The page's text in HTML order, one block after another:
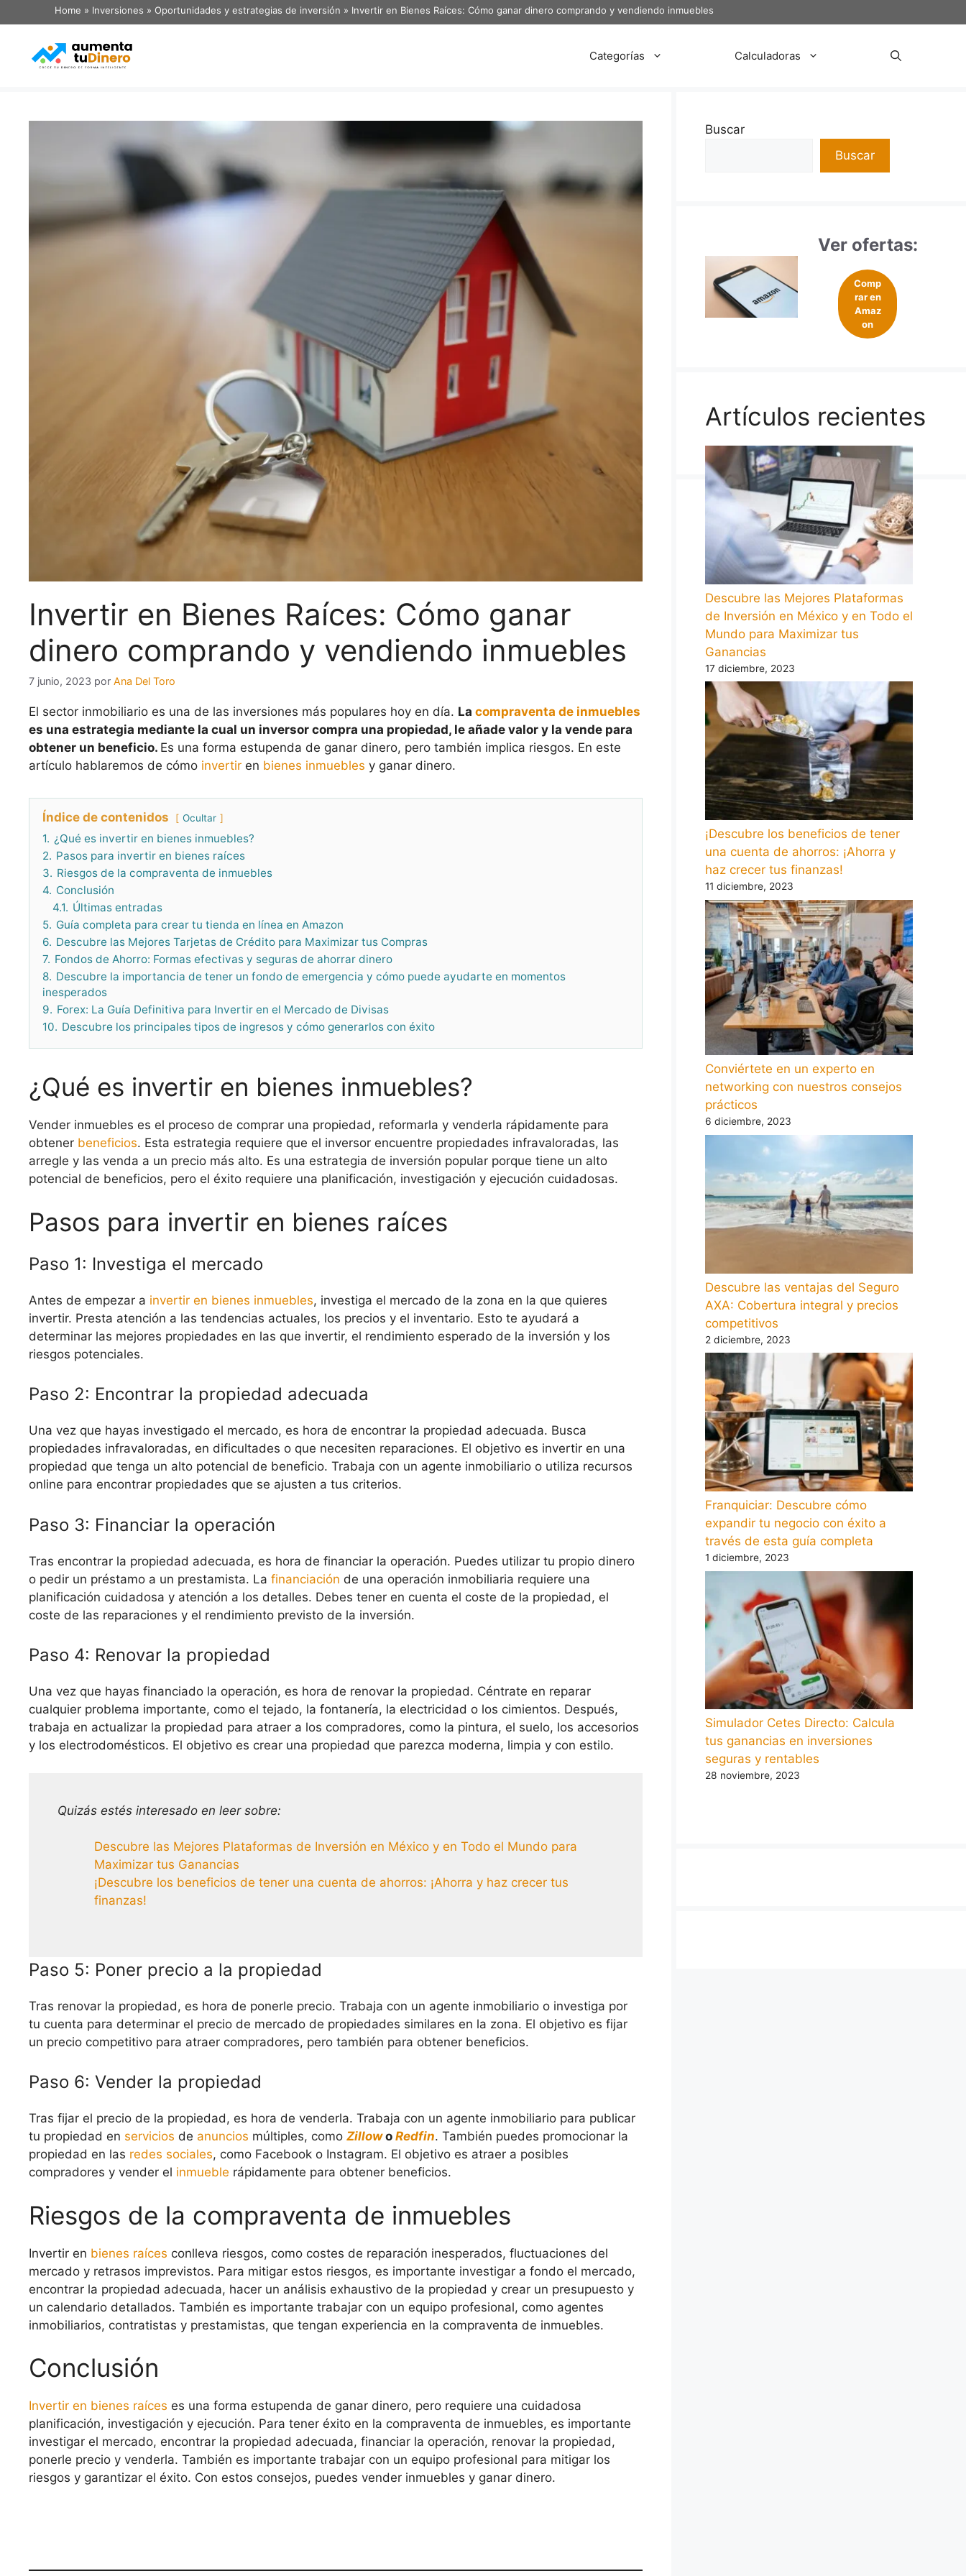
Home » Inversiones » Oportunidades y estrategias de inversión » Invertir en Bienes Raíces: Cómo ganar dinero comprando y vendiendo inmuebles
Categorías Calculadoras
Invertir en Bienes Raíces: Cómo ganar
dinero comprando y vendiendo inmuebles
7 junio, 2023 por Ana Del Toro
El sector inmobiliario es una de las inversiones más populares hoy en día. La compraventa de inmuebles
es una estrategia mediante la cual un inversor compra una propiedad, le añade valor y la vende para
obtener un beneficio. Es una forma estupenda de ganar dinero, pero también implica riesgos. En este
artículo hablaremos de cómo invertir en bienes inmuebles y ganar dinero.
Índice de contenidos Ocultar
1. ¿Qué es invertir en bienes inmuebles?
2. Pasos para invertir en bienes raíces
3. Riesgos de la compraventa de inmuebles
4. Conclusión
4.1. Últimas entradas
5. Guía completa para crear tu tienda en línea en Amazon
6. Descubre las Mejores Tarjetas de Crédito para Maximizar tus Compras
7. Fondos de Ahorro: Formas efectivas y seguras de ahorrar dinero
8. Descubre la importancia de tener un fondo de emergencia y cómo puede ayudarte en momentos
inesperados
9. Forex: La Guía Definitiva para Invertir en el Mercado de Divisas
10. Descubre los principales tipos de ingresos y cómo generarlos con éxito
¿Qué es invertir en bienes inmuebles?
Vender inmuebles es el proceso de comprar una propiedad, reformarla y venderla rápidamente para
obtener beneficios. Esta estrategia requiere que el inversor encuentre propiedades infravaloradas, las
arregle y las venda a un precio más alto. Es una estrategia de inversión popular porque tiene un alto
potencial de beneficios, pero el éxito requiere una planificación, investigación y ejecución cuidadosas.
Pasos para invertir en bienes raíces
Paso 1: Investiga el mercado
Antes de empezar a invertir en bienes inmuebles, investiga el mercado de la zona en la que quieres
invertir. Presta atención a las tendencias actuales, los precios y el inventario. Esto te ayudará a
determinar las mejores propiedades en las que invertir, el rendimiento esperado de la inversión y los
riesgos potenciales.
Paso 2: Encontrar la propiedad adecuada
Una vez que hayas investigado el mercado, es hora de encontrar la propiedad adecuada. Busca
propiedades infravaloradas, en dificultades o que necesiten reparaciones. El objetivo es invertir en una
propiedad que tenga un alto potencial de beneficio. Trabaja con un agente inmobiliario o utiliza recursos
online para encontrar propiedades que se ajusten a tus criterios.
Paso 3: Financiar la operación
Tras encontrar la propiedad adecuada, es hora de financiar la operación. Puedes utilizar tu propio dinero
o pedir un préstamo a un prestamista. La financiación de una operación inmobiliaria requiere una
planificación cuidadosa y atención a los detalles. Debes tener en cuenta el coste de la propiedad, el
coste de las reparaciones y el rendimiento previsto de la inversión.
Paso 4: Renovar la propiedad
Una vez que hayas financiado la operación, es hora de renovar la propiedad. Céntrate en reparar
cualquier problema importante, como el tejado, la fontanería, la electricidad o los cimientos. Después,
trabaja en actualizar la propiedad para atraer a los compradores, como la pintura, el suelo, los accesorios
y los electrodomésticos. El objetivo es crear una propiedad que parezca moderna, limpia y con estilo.
Quizás estés interesado en leer sobre:
Descubre las Mejores Plataformas de Inversión en México y en Todo el Mundo para
Maximizar tus Ganancias
¡Descubre los beneficios de tener una cuenta de ahorros: ¡Ahorra y haz crecer tus
finanzas!
Paso 5: Poner precio a la propiedad
Tras renovar la propiedad, es hora de ponerle precio. Trabaja con un agente inmobiliario o investiga por
tu cuenta para determinar el precio de mercado de propiedades similares en la zona. El objetivo es fijar
un precio competitivo para atraer compradores, pero también para obtener beneficios.
Paso 6: Vender la propiedad
Tras fijar el precio de la propiedad, es hora de venderla. Trabaja con un agente inmobiliario para publicar
tu propiedad en servicios de anuncios múltiples, como Zillowo Redfin. También puedes promocionar la
propiedad en las redes sociales, como Facebook o Instagram. El objetivo es atraer a posibles
compradores y vender el inmueble rápidamente para obtener beneficios.
Riesgos de la compraventa de inmuebles
Invertir en bienes raíces conlleva riesgos, como costes de reparación inesperados, fluctuaciones del
mercado y retrasos imprevistos. Para mitigar estos riesgos, es importante investigar a fondo el mercado,
encontrar la propiedad adecuada, hacer un análisis exhaustivo de la propiedad y crear un presupuesto y
un calendario detallados. También es importante trabajar con un equipo profesional, como agentes
inmobiliarios, contratistas y prestamistas, que tengan experiencia en la compraventa de inmuebles.
Conclusión
Invertir en bienes raíces es una forma estupenda de ganar dinero, pero requiere una cuidadosa
planificación, investigación y ejecución. Para tener éxito en la compraventa de inmuebles, es importante
investigar el mercado, encontrar la propiedad adecuada, financiar la operación, renovar la propiedad,
ponerle precio y venderla. También es importante trabajar con un equipo profesional para mitigar los
riesgos y garantizar el éxito. Con estos consejos, puedes vender inmuebles y ganar dinero.
Buscar
Buscar
Ver ofertas:
Comp
rar en
Amaz
on
Artículos recientes
Descubre las Mejores Plataformas
de Inversión en México y en Todo el
Mundo para Maximizar tus
Ganancias
17 diciembre, 2023
¡Descubre los beneficios de tener
una cuenta de ahorros: ¡Ahorra y
haz crecer tus finanzas!
11 diciembre, 2023
Conviértete en un experto en
networking con nuestros consejos
prácticos
6 diciembre, 2023
Descubre las ventajas del Seguro
AXA: Cobertura integral y precios
competitivos
2 diciembre, 2023
Franquiciar: Descubre cómo
expandir tu negocio con éxito a
través de esta guía completa
1 diciembre, 2023
Simulador Cetes Directo: Calcula
tus ganancias en inversiones
seguras y rentables
28 noviembre, 2023